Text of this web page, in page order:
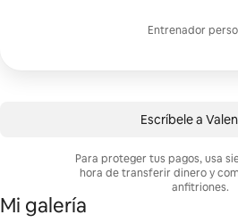
Entrenador
Escríbele a
Para proteger tus pagos, usa
hora de transferir dinero y
anfitriones.
Mi galería